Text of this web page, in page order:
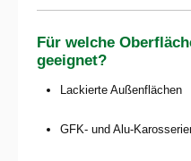
Für welche
geeignet?
Lackierte Außenflächen
GFK- und Alu-